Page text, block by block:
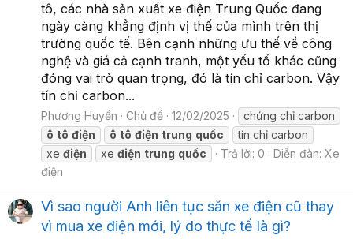
tô, các nhà sản xuất xe điện Trung Quốc đang
ngày càng khẳng định vị thế của mình trên thị
trường quốc tế. Bên cạnh những ưu thế về công
nghệ và giá cả cạnh tranh, một yếu tố khác cũng
đóng vai trò quan trọng, đó là tín chỉ carbon. Vậy
tín chỉ carbon...
Phương Huyền Chủ đề 12/02/2025
chứng chỉ carbon
ô tô điện ô tô điện trung quốc
tín chỉ carbon
xe điện xe điện trung quốc Trả lời: 0 Diễn đàn: Xe
điện
Vì sao người Anh liên tục săn xe điện cũ thay
vì mua xe điện mới, lý do thực tế là gì?